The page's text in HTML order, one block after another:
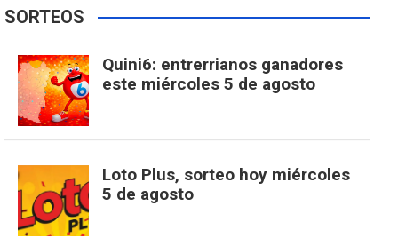
b
o
k
a
i
t
t
e
r
u
b
e
d
SORTEOS
Quini6: entrerrianos ganadores
este miércoles 5 de agosto
Loto Plus, sorteo hoy miércoles
5 de agosto